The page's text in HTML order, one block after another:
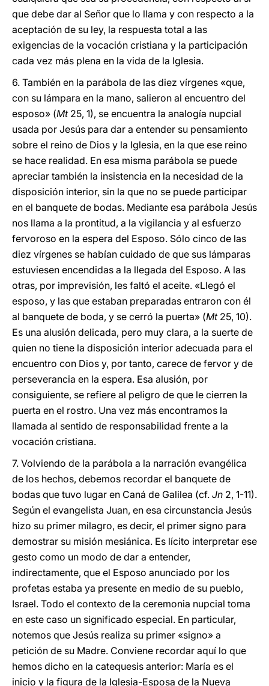
que debe dar al Señor que lo llama y con respecto a la
aceptación de su ley, la respuesta total a las
exigencias de la vocación cristiana y la participación
cada vez más plena en la vida de la Iglesia.
6. También en la parábola de las diez vírgenes «que,
con su lámpara en la mano, salieron al encuentro del
esposo» (Mt 25, 1), se encuentra la analogía nupcial
usada por Jesús para dar a entender su pensamiento
sobre el reino de Dios y la Iglesia, en la que ese reino
se hace realidad. En esa misma parábola se puede
apreciar también la insistencia en la necesidad de la
disposición interior, sin la que no se puede participar
en el banquete de bodas. Mediante esa parábola Jesús
nos llama a la prontitud, a la vigilancia y al esfuerzo
fervoroso en la espera del Esposo. Sólo cinco de las
diez vírgenes se habían cuidado de que sus lámparas
estuviesen encendidas a la llegada del Esposo. A las
otras, por imprevisión, les faltó el aceite. «Llegó el
esposo, y las que estaban preparadas entraron con él
al banquete de boda, y se cerró la puerta» (Mt 25, 10).
Es una alusión delicada, pero muy clara, a la suerte de
quien no tiene la disposición interior adecuada para el
encuentro con Dios y, por tanto, carece de fervor y de
perseverancia en la espera. Esa alusión, por
consiguiente, se refiere al peligro de que le cierren la
puerta en el rostro. Una vez más encontramos la
llamada al sentido de responsabilidad frente a la
vocación cristiana.
7. Volviendo de la parábola a la narración evangélica
de los hechos, debemos recordar el banquete de
bodas que tuvo lugar en Caná de Galilea (cf. Jn 2, 1-11).
Según el evangelista Juan, en esa circunstancia Jesús
hizo su primer milagro, es decir, el primer signo para
demostrar su misión mesiánica. Es lícito interpretar ese
gesto como un modo de dar a entender,
indirectamente, que el Esposo anunciado por los
profetas estaba ya presente en medio de su pueblo,
Israel. Todo el contexto de la ceremonia nupcial toma
en este caso un significado especial. En particular,
notemos que Jesús realiza su primer «signo» a
petición de su Madre. Conviene recordar aquí lo que
hemos dicho en la catequesis anterior: María es el
inicio y la figura de la Iglesia-Esposa de la Nueva